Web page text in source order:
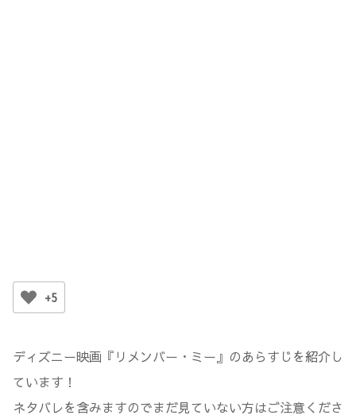
+5
ディズニー映画『リメンバー・ミー』のあらすじを紹介し
ています！
ネタバレを含みますのでまだ見ていない方はご注意くださ